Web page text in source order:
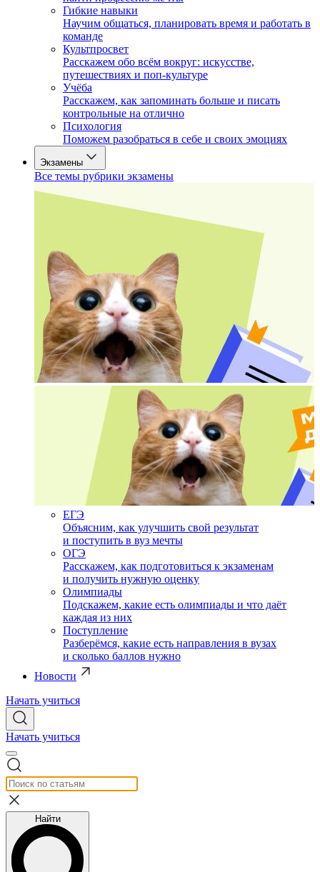
Гибкие навыки
Научим общаться, планировать время и работать в
команде
Культпросвет
Расскажем обо всём вокруг: искусстве,
путешествиях и поп-культуре
Учёба
Расскажем, как запоминать больше и писать
контрольные на отлично
Психология
Поможем разобраться в себе и своих эмоциях
Экзамены
Все темы рубрики экзамены
ЕГЭ
Объясним, как улучшить свой результат
и поступить в вуз мечты
ОГЭ
Расскажем, как подготовиться к экзаменам
и получить нужную оценку
Олимпиады
Подскажем, какие есть олимпиады и что даёт
каждая из них
Поступление
Разберёмся, какие есть направления в вузах
и сколько баллов нужно
Новости
Начать учиться
Начать учиться
Найти